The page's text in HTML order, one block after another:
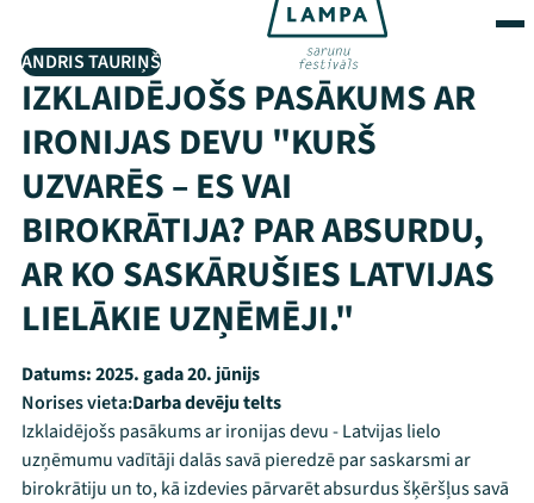
ANDRIS TAURIŅŠ
IZKLAIDĒJOŠS PASĀKUMS AR
IRONIJAS DEVU "KURŠ
UZVARĒS – ES VAI
BIROKRĀTIJA? PAR ABSURDU,
AR KO SASKĀRUŠIES LATVIJAS
LIELĀKIE UZŅĒMĒJI."
Datums:2025. gada 20. jūnijs
Norises vieta:Darba devēju telts
Izklaidējošs pasākums ar ironijas devu - Latvijas lielo
uzņēmumu vadītāji dalās savā pieredzē par saskarsmi ar
birokrātiju un to, kā izdevies pārvarēt absurdus šķēršļus savā